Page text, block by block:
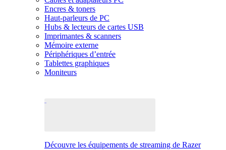
Encres & toners
Haut-parleurs de PC
Hubs & lecteurs de cartes USB
Imprimantes & scanners
Mémoire externe
Périphériques d’entrée
Tablettes graphiques
Moniteurs
Découvre les équipements de streaming de Razer